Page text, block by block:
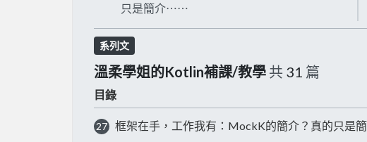
只是簡介⋯⋯
系列文
溫柔學姐的Kotlin補課/教學 共 31 篇
目錄
27 框架在手，工作我有：MockK的簡介？真的只是